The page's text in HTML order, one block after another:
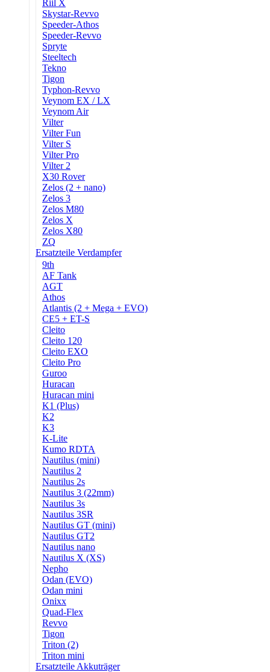
Riil X
Skystar-Revvo
Speeder-Athos
Speeder-Revvo
Spryte
Steeltech
Tekno
Tigon
Typhon-Revvo
Veynom EX / LX
Veynom Air
Vilter
Vilter Fun
Vilter S
Vilter Pro
Vilter 2
X30 Rover
Zelos (2 + nano)
Zelos 3
Zelos M80
Zelos X
Zelos X80
ZQ
Ersatzteile Verdampfer
9th
AF Tank
AGT
Athos
Atlantis (2 + Mega + EVO)
CE5 + ET-S
Cleito
Cleito 120
Cleito EXO
Cleito Pro
Guroo
Huracan
Huracan mini
K1 (Plus)
K2
K3
K-Lite
Kumo RDTA
Nautilus (mini)
Nautilus 2
Nautilus 2s
Nautilus 3 (22mm)
Nautilus 3s
Nautilus 3SR
Nautilus GT (mini)
Nautilus GT2
Nautilus nano
Nautilus X (XS)
Nepho
Odan (EVO)
Odan mini
Onixx
Quad-Flex
Revvo
Tigon
Triton (2)
Triton mini
Ersatzteile Akkuträger